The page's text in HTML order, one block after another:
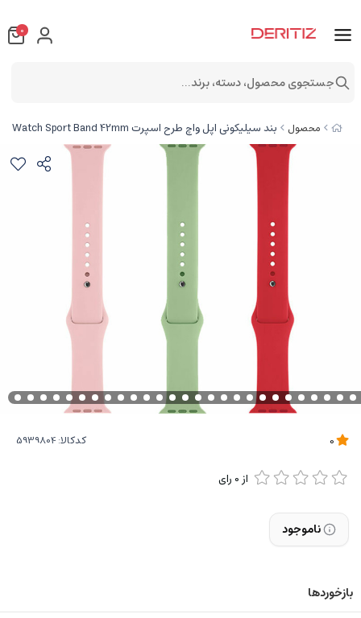
محصول بند سیلیکونی اپل واچ طرح اسپرت Apple Watch Sport Band 42mm
کدکالا:
از0 رای
ناموجود
بازخوردها
0
جستجوی محصول، دسته، برند...